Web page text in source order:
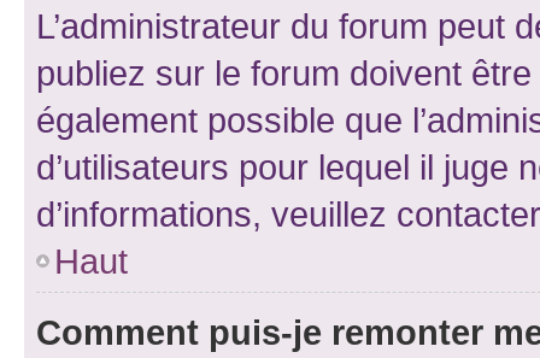
L’administrateur du forum peut
publiez sur le forum doivent
également possible que
d’utilisateurs pour lequel il juge
d’informations, veuillez
Haut
Comment puis-je remonter